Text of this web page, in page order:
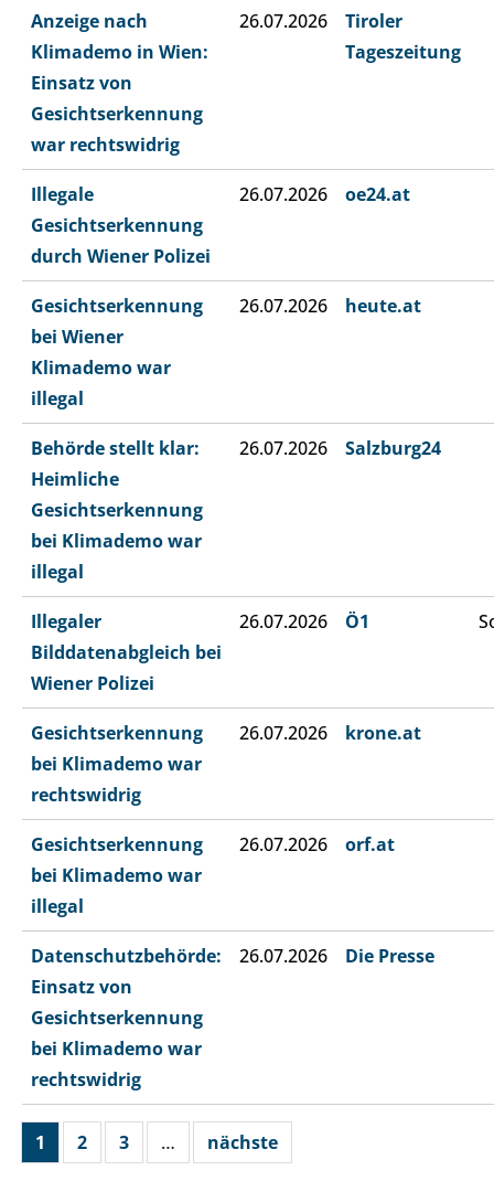
Anzeige nach
Klimademo in Wien:
Einsatz von
Gesichtserkennung
war rechtswidrig
26.07.2026
Tiroler
Tageszeitung
Illegale
Gesichtserkennung
durch Wiener Polizei
26.07.2026 oe24.at
Gesichtserkennung
bei Wiener
Klimademo war
illegal
26.07.2026 heute.at
Behörde stellt klar:
Heimliche
Gesichtserkennung
bei Klimademo war
illegal
26.07.2026 Salzburg24
Illegaler
Bilddatenabgleich bei
Wiener Polizei
26.07.2026 Ö1
Gesichtserkennung
bei Klimademo war
rechtswidrig
26.07.2026 krone.at
Gesichtserkennung
bei Klimademo war
illegal
26.07.2026 orf.at
Datenschutzbehörde:
Einsatz von
Gesichtserkennung
bei Klimademo war
rechtswidrig
26.07.2026 Die Presse
1 2 3 … nächste